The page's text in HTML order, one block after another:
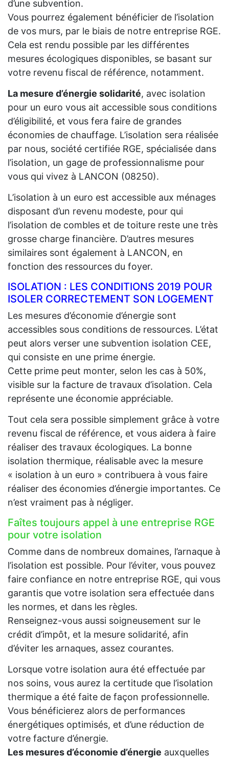
d’une subvention.
Vous pourrez également bénéficier de l’isolation
de vos murs, par le biais de notre entreprise RGE.
Cela est rendu possible par les différentes
mesures écologiques disponibles, se basant sur
votre revenu fiscal de référence, notamment.
La mesure d’énergie solidarité, avec isolation
pour un euro vous ait accessible sous conditions
d’éligibilité, et vous fera faire de grandes
économies de chauffage. L’isolation sera réalisée
par nous, société certifiée RGE, spécialisée dans
l’isolation, un gage de professionnalisme pour
vous qui vivez à LANCON (08250).
L’isolation à un euro est accessible aux ménages
disposant d’un revenu modeste, pour qui
l’isolation de combles et de toiture reste une très
grosse charge financière. D’autres mesures
similaires sont également à LANCON, en
fonction des ressources du foyer.
ISOLATION : LES CONDITIONS 2019 POUR
ISOLER CORRECTEMENT SON LOGEMENT
Les mesures d’économie d’énergie sont
accessibles sous conditions de ressources. L’état
peut alors verser une subvention isolation CEE,
qui consiste en une prime énergie.
Cette prime peut monter, selon les cas à 50%,
visible sur la facture de travaux d’isolation. Cela
représente une économie appréciable.
Tout cela sera possible simplement grâce à votre
revenu fiscal de référence, et vous aidera à faire
réaliser des travaux écologiques. La bonne
isolation thermique, réalisable avec la mesure
« isolation à un euro » contribuera à vous faire
réaliser des économies d’énergie importantes. Ce
n’est vraiment pas à négliger.
Faîtes toujours appel à une entreprise RGE
pour votre isolation
Comme dans de nombreux domaines, l’arnaque à
l’isolation est possible. Pour l’éviter, vous pouvez
faire confiance en notre entreprise RGE, qui vous
garantis que votre isolation sera effectuée dans
les normes, et dans les règles.
Renseignez-vous aussi soigneusement sur le
crédit d’impôt, et la mesure solidarité, afin
d’éviter les arnaques, assez courantes.
Lorsque votre isolation aura été effectuée par
nos soins, vous aurez la certitude que l’isolation
thermique a été faite de façon professionnelle.
Vous bénéficierez alors de performances
énergétiques optimisés, et d’une réduction de
votre facture d’énergie.
Les mesures d’économie d’énergie auxquelles